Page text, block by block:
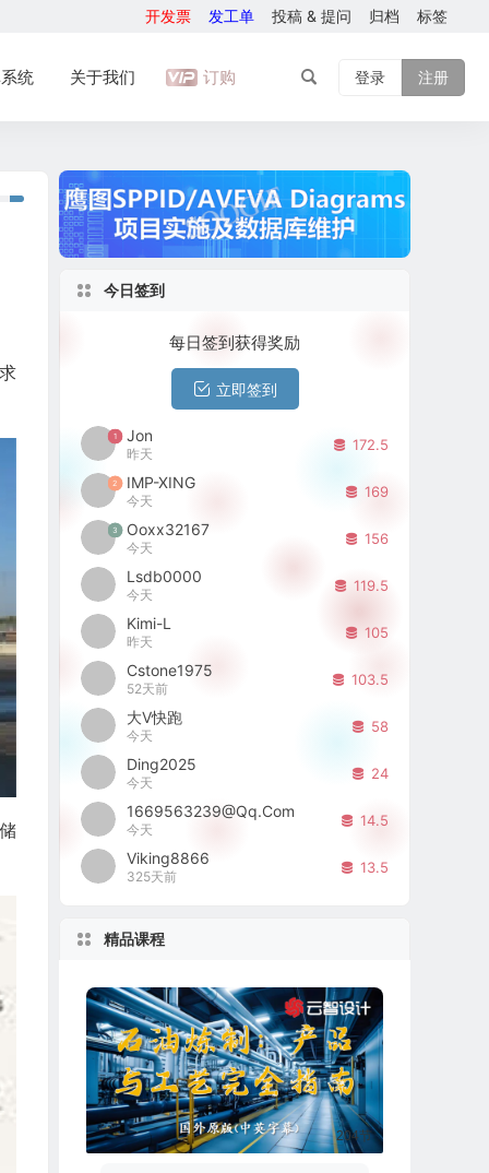
开发票 发工单 投稿 & 提问 归档 标签
统 关于我们 订购 登录 注册
今日签到
每日签到获得奖励
立即签到
1 Jon
昨天
172.5
2 IMP-XING
今天
169
3 Ooxx32167
今天
156
Lsdb0000
今天
119.5
Kimi-L
昨天
105
Cstone1975
52天前
103.5
大V快跑
今天
58
Ding2025
今天
24
1669563239@qq.com
今天
14.5
Viking8866
325天前
13.5
精品课程
204节